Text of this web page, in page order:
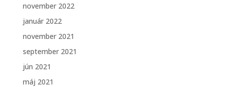
november 2022
január 2022
november 2021
september 2021
jún 2021
máj 2021